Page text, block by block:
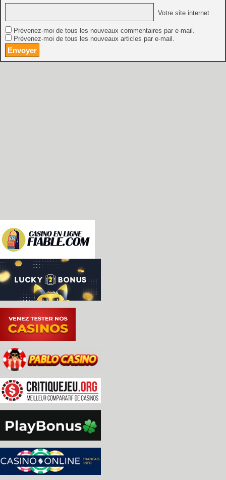
Votre site internet
Prévenez-moi de tous les nouveaux commentaires par e-mail.
Prévenez-moi de tous les nouveaux articles par e-mail.